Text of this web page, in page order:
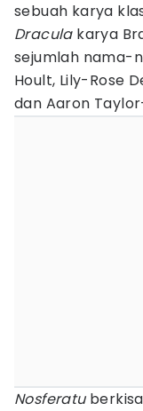
sebuah karya
Draculakarya
sejumlah nama-
Hoult, Lily-Rose
dan Aaron
Nosferatu